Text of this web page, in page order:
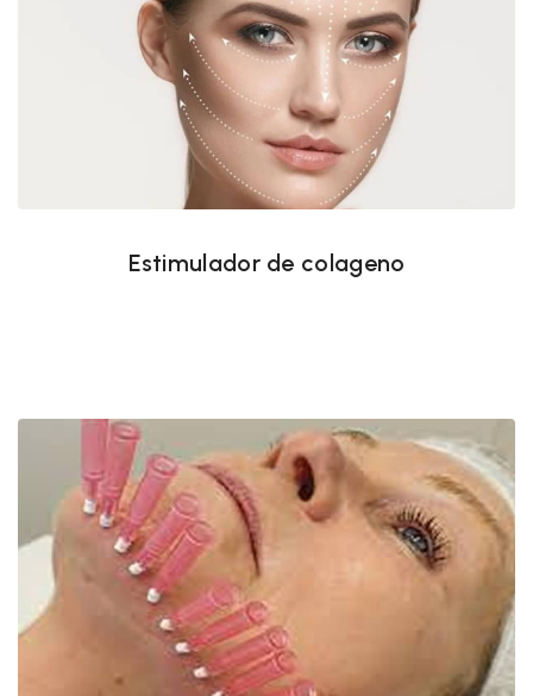
Estimulador de colageno
Estimulador de colageno
Fios PDO